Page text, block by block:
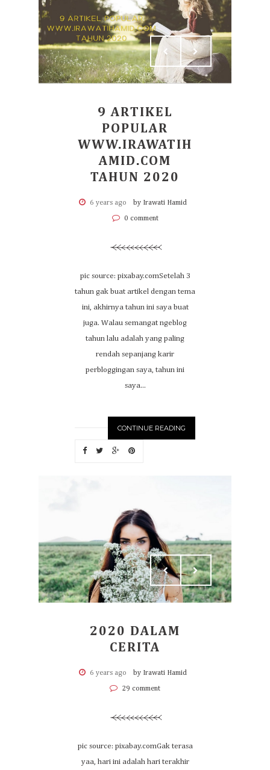
9 ARTIKEL
POPULAR
WWW.IRAWATIH
AMID.COM
TAHUN 2020
6 years ago by Irawati Hamid
0 comment
pic source: pixabay.comSetelah 3
tahun gak buat artikel dengan tema
ini, akhirnya tahun ini saya buat
juga. Walau semangat ngeblog
tahun lalu adalah yang paling
rendah sepanjang karir
perbloggingan saya, tahun ini
saya...
CONTINUE READING
2020 DALAM
CERITA
6 years ago by Irawati Hamid
29 comment
pic source: pixabay.comGak terasa
yaa, hari ini adalah hari terakhir